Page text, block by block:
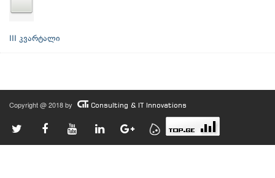
III კვარტალი
Copyright @ 2018 by Consulting & IT Innovations